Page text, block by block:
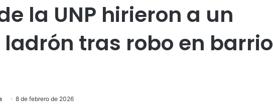
la UNP hirieron a un
tras robo en barrio
8 de febrero de 2026